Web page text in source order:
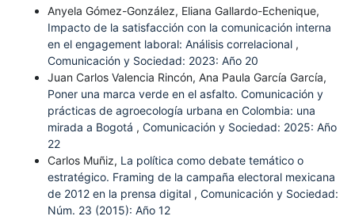
Anyela Gómez-González, Eliana Gallardo-Echenique,
Impacto de la satisfacción con la comunicación interna
en el engagement laboral: Análisis correlacional ,
Comunicación y Sociedad: 2023: Año 20
Juan Carlos Valencia Rincón, Ana Paula García García,
Poner una marca verde en el asfalto. Comunicación y
prácticas de agroecología urbana en Colombia: una
mirada a Bogotá , Comunicación y Sociedad: 2025: Año
22
Carlos Muñiz, La política como debate temático o
estratégico. Framing de la campaña electoral mexicana
de 2012 en la prensa digital , Comunicación y Sociedad:
Núm. 23 (2015): Año 12